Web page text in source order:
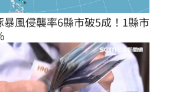
暴風侵襲率6縣市破5成！1縣市